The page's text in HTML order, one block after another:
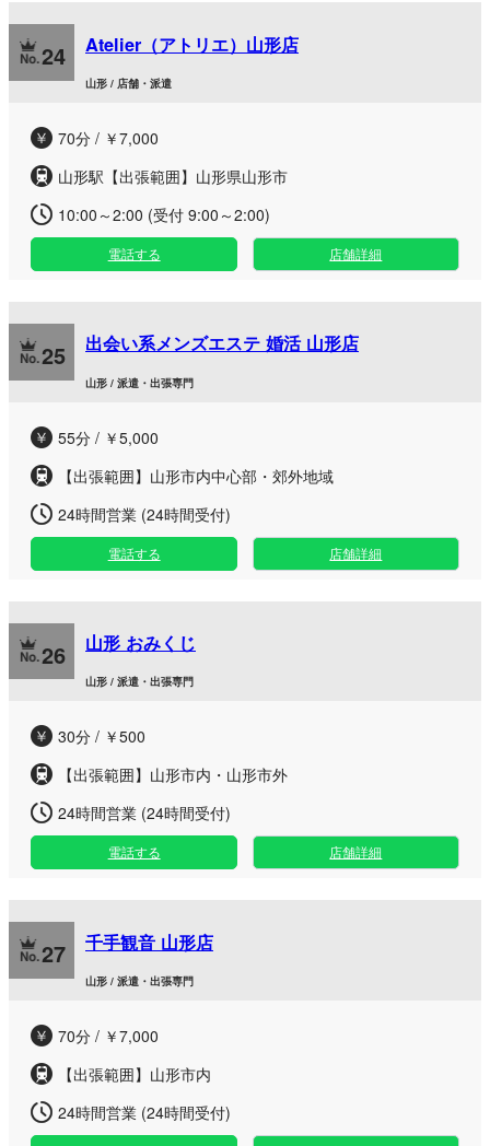
24 Atelier（アトリエ）山形店
山形 / 店舗・派遣
70分 / ￥7,000
山形駅【出張範囲】山形県山形市
10:00～2:00 (受付 9:00～2:00)
電話する 店舗詳細
25 出会い系メンズエステ 婚活 山形店
山形 / 派遣・出張専門
55分 / ￥5,000
【出張範囲】山形市内中心部・郊外地域
24時間営業 (24時間受付)
電話する 店舗詳細
26 山形 おみくじ
山形 / 派遣・出張専門
30分 / ￥500
【出張範囲】山形市内・山形市外
24時間営業 (24時間受付)
電話する 店舗詳細
27 千手観音 山形店
山形 / 派遣・出張専門
70分 / ￥7,000
【出張範囲】山形市内
24時間営業 (24時間受付)